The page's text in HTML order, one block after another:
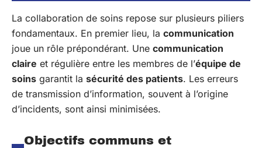
La collaboration de soins repose sur plusieurs piliers
fondamentaux. En premier lieu, la communication
joue un rôle prépondérant. Une communication
claire et régulière entre les membres de l’équipe de
soins garantit la sécurité des patients. Les erreurs
de transmission d’information, souvent à l’origine
d’incidents, sont ainsi minimisées.
Objectifs communs et